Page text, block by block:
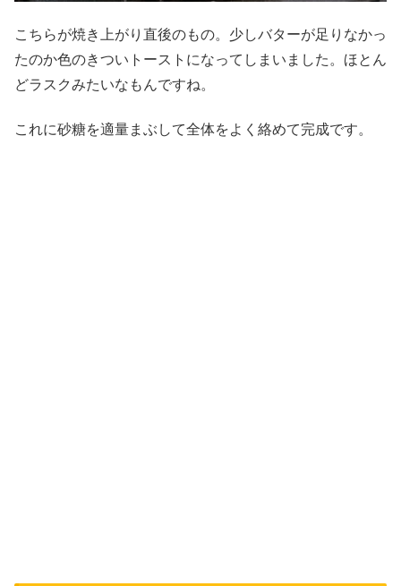
こちらが焼き上がり直後のもの。少しバターが足りなかっ
たのか色のきついトーストになってしまいました。ほとん
どラスクみたいなもんですね。
これに砂糖を適量まぶして全体をよく絡めて完成です。